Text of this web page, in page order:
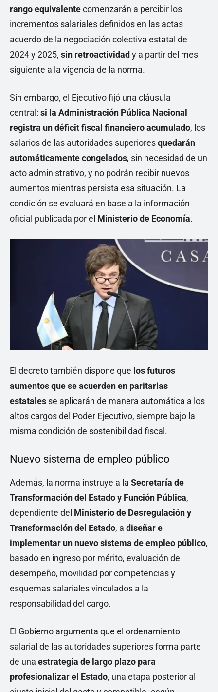
rango equivalentecomenzarán a percibir los
incrementos salariales definidos en las actas
acuerdo de la negociación colectiva estatal de
2024 y 2025, sin retroactividad y a partir del mes
siguiente a la vigencia de la norma.
Sin embargo, el Ejecutivo fijó una cláusula
central: si la Administración Pública Nacional
registra un déficit fiscal financiero acumulado, los
salarios de las autoridades superioresquedarán
automáticamente congelados, sin necesidad de un
acto administrativo, y no podrán recibir nuevos
aumentos mientras persista esa situación. La
condición se evaluará en base a la información
oficial publicada por el Ministerio de Economía.
El decreto también dispone que los futuros
aumentos que se acuerden en paritarias
estatales se aplicarán de manera automática a los
altos cargos del Poder Ejecutivo, siempre bajo la
misma condición de sostenibilidad fiscal.
Nuevo sistema de empleo público
Además, la norma instruye a la Secretaría de
Transformación del Estado y Función Pública,
dependiente del Ministerio de Desregulación y
Transformación del Estado, a diseñar e
implementar un nuevo sistema de empleo público,
basado en ingreso por mérito, evaluación de
desempeño, movilidad por competencias y
esquemas salariales vinculados a la
responsabilidad del cargo.
El Gobierno argumenta que el ordenamiento
salarial de las autoridades superiores forma parte
de una estrategia de largo plazo para
profesionalizar el Estado, una etapa posterior al